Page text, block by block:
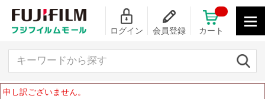
ログイン 会員登録
申し訳ございません。